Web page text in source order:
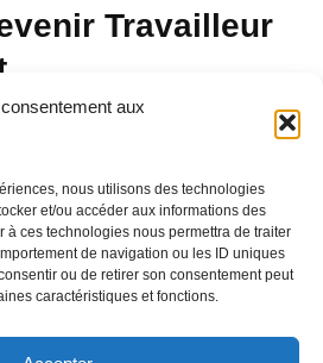
aux
nous utilisons des technologies
et/ou accéder aux informations des
à ces technologies nous permettra de traiter
de navigation ou les ID uniques
ou de retirer son consentement peut
caractéristiques et fonctions.
Travailleur
sonne. Encore une journée à
bureau, à feindre l’enthousiasme
soyons honnêtes, ne vous
une fois…Lire la suite »